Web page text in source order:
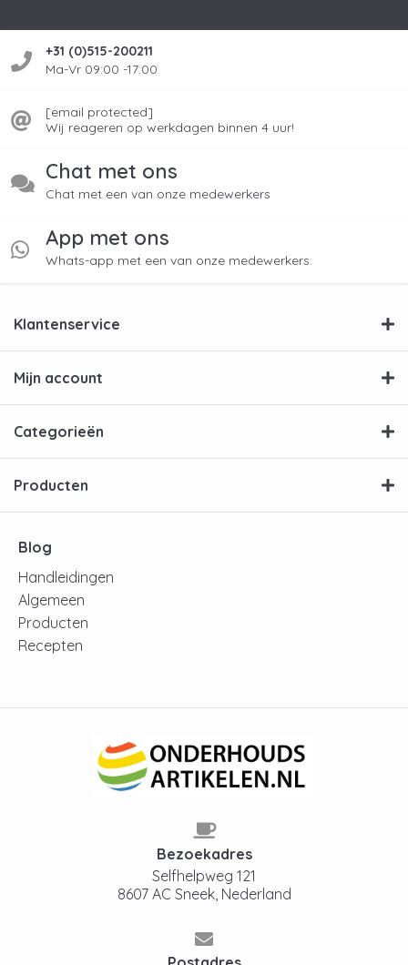
+31 (0)515-200211
Ma-Vr 09:00 -17:00
[email protected]
Wij reageren op werkdagen binnen 4 uur!
Chat met ons
Chat met een van onze medewerkers
App met ons
Whats-app met een van onze medewerkers.
Klantenservice
Mijn account
Categorieën
Producten
Blog
Handleidingen
Algemeen
Producten
Recepten
Bezoekadres
Selfhelpweg 121
8607 AC Sneek, Nederland